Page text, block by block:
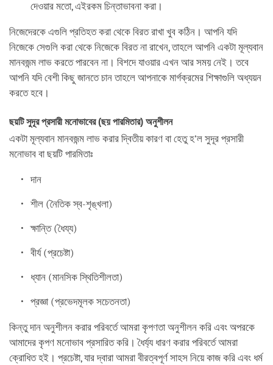
দেওয়ার মতো, এইরকম চিন্তাভাবনা করা।
নিজেদেরকে এগুলি প্রতিহত করা থেকে বিরত রাখা খুব কঠিন। আপনি যদি
নিজেকে সেগুলি করা থেকে নিজেকে বিরত না রাখেন, তাহলে আপনি একটা মূল্যবান
মানবজন্ম লাভ করতে পারবেন না। বিশদে যাওয়ার এখন আর সময় নেই। তবে
আপনি যদি বেশী কিছু জানতে চান তাহলে আপনাকে মার্গক্রমের শিক্ষাগুলি অধ্যয়ন
করতে হবে।
ছয়টি সুদূর প্রসারী মনোভাবের (ছয় পারমিতার) অনুশীলন
একটা মূল্যবান মানবজন্ম লাভ করার দ্বিতীয় কারণ বা হেতু হ’ল সুদূর প্রসারী
মনোভাব বা ছয়টি পারমিতাঃ
দান
শীল (নৈতিক স্ব-শৃঙ্খলা)
ক্ষান্তি (ধৈয্য)
বীর্য (প্রচেষ্টা)
ধ্যান (মানসিক স্থিতিশীলতা)
প্রজ্ঞা (প্রভেদমূলক সচেতনতা)
কিন্তু দান অনুশীলন করার পরিবর্তে আমরা কৃপণতা অনুশীলন করি এবং অপরকে
আমাদের কৃপণ মনোভাব প্রসারিত করি। ধৈর্য্য ধারণ করার পরিবর্তে আমরা
ক্রোধিত হই। প্রচেষ্টা, যার দ্বারা আমরা বীরত্বপূর্ণ সাহস নিয়ে কাজ করি এবং ধর্ম